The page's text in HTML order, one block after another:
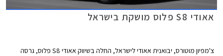
אאודי S8 פלוס מושקת בישראל
צ'מפיון מוטורס, יבואנית אאודי לישראל, החלה בשיווק אאודי S8 פלוס, גרסה